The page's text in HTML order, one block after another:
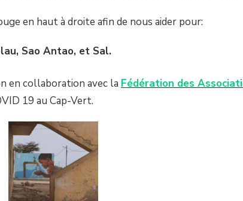
en haut à droite afin de nous aider pour:
Sao Antao, et Sal.
en collaboration avec la Fédération des
19 au Cap-Vert.